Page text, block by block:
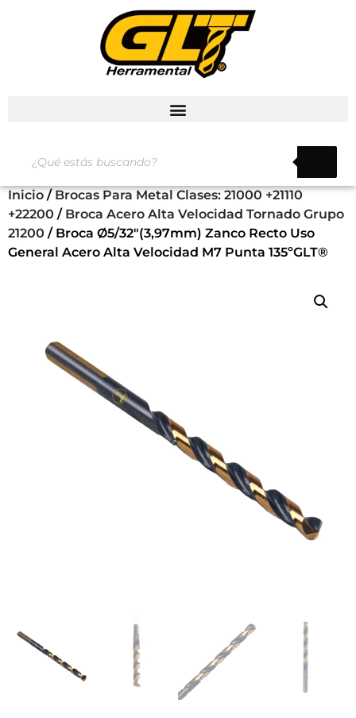
Inicio / Brocas Para Metal Clases: 21000 +21110
+22200 / Broca Acero Alta Velocidad Tornado Grupo
21200 / Broca Ø5/32″(3,97mm) Zanco Recto Uso
General Acero Alta Velocidad M7 Punta 135ºGLT®